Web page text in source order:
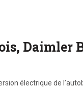
Daimler
électrique de